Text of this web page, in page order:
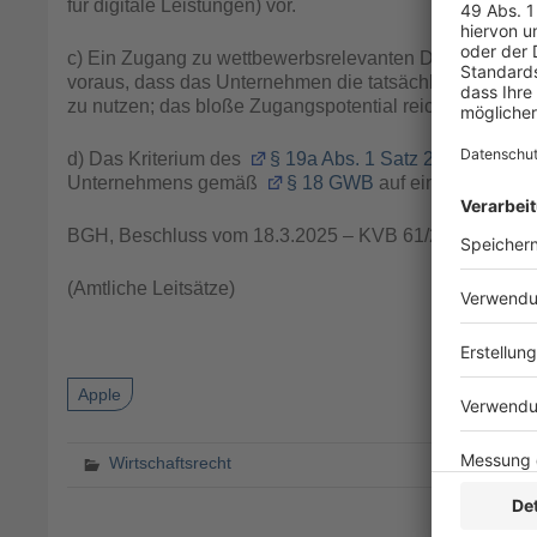
für digitale Leistungen) vor.
c) Ein Zugang zu wettbewerbsrelevanten Daten im
voraus, dass das Unternehmen die tatsächliche und
zu nutzen; das bloße Zugangspotential reicht nicht aus.
d) Das Kriterium des § 19a Abs. 1 Satz 2 Nr. 1 GWB
Unternehmens gemäß
§ 18 GWB auf einem oder
BGH, Beschluss vom 18.3.2025 – KVB 61/23
(Amtliche Leitsätze)
Apple
Wirtschaftsrecht